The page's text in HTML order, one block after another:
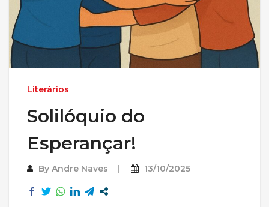
Literários
Solilóquio do
Esperançar!
By Andre Naves 13/10/2025